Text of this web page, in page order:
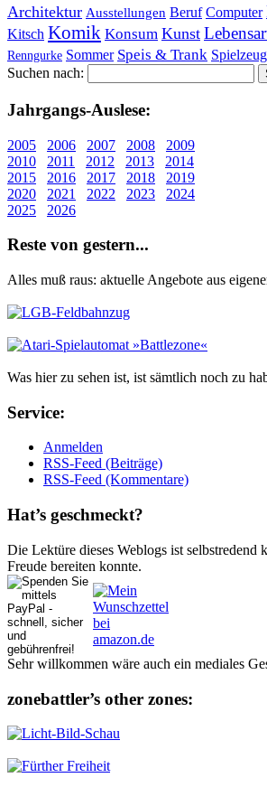
Architektur Ausstellungen Beruf Computer
Kitsch Komik Konsum Kunst
Renngurke Sommer Speis & Trank Spielzeug
Suchen nach:
Jahr­gangs-Aus­le­se:
2005 2006 2007 2008
2009
2010
2011 2012 2013
2014
2015
2016 2017 2018
2019
2020
2021 2022 2023
2024
2025
2026
Re­ste von ge­stern...
Alles muß raus: aktuelle An­ge­bo­te aus
Was hier zu sehen ist, ist sämt­lich noch zu
Ser­vice:
Anmelden
RSS-Feed (Beiträge)
RSS-Feed (Kommentare)
Hat’s ge­schmeckt?
Die Lektüre dieses Weblogs ist selbstredend
Freude bereiten konnte.
Sehr willkommen wäre auch ein mediales
zonebattler’s other zo­nes: